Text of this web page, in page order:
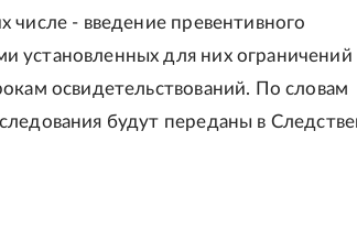
числе - введение превентивного
установленных для них ограничений
освидетельствований. По словам
будут переданы в